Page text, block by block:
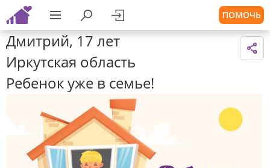
ПОМОЧЬ
Дмитрий, 17 лет
Иркутская область
Ребенок уже в семье!